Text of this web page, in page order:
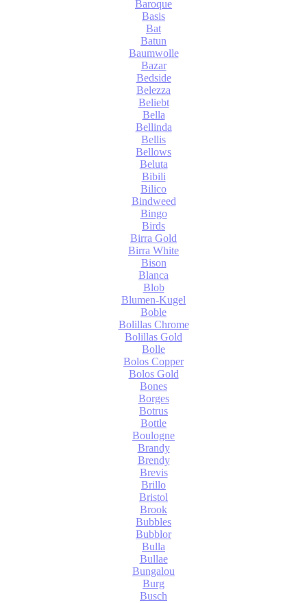
Baroque
Basis
Bat
Batun
Baumwolle
Bazar
Bedside
Belezza
Beliebt
Bella
Bellinda
Bellis
Bellows
Beluta
Bibili
Bilico
Bindweed
Bingo
Birds
Birra Gold
Birra White
Bison
Blanca
Blob
Blumen-Kugel
Boble
Bolillas Chrome
Bolillas Gold
Bolle
Bolos Copper
Bolos Gold
Bones
Borges
Botrus
Bottle
Boulogne
Brandy
Brendy
Brevis
Brillo
Bristol
Brook
Bubbles
Bubblor
Bulla
Bullae
Bungalou
Burg
Busch